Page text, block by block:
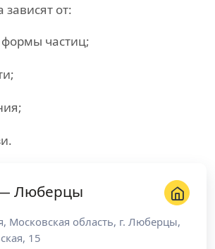
зависят от:
частиц;
Люберцы
, Московская область, г. Люберцы,
15